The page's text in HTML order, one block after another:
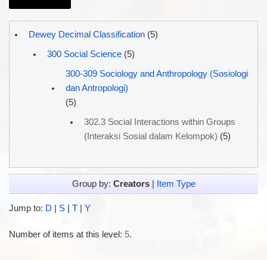
Dewey Decimal Classification(5)
300 Social Science(5)
300-309 Sociology and Anthropology (Sosiologi
dan Antropologi)
(5)
302.3 Social Interactions within Groups
(Interaksi Sosial dalam Kelompok) (5)
Group by: Creators| Item Type
Jump to: D | S| T| Y
Number of items at this level: 5.